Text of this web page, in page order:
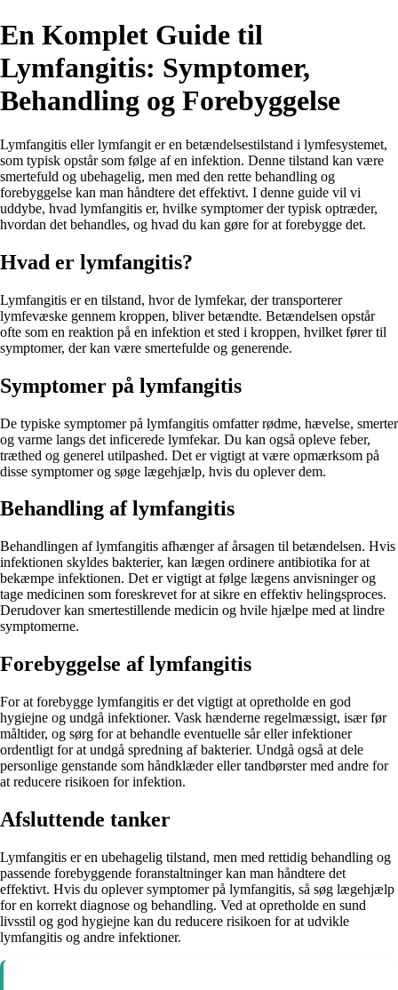
En Komplet Guide til
Lymfangitis: Symptomer,
Behandling og Forebyggelse
Lymfangitis eller lymfangit er en betændelsestilstand i lymfesystemet,
som typisk opstår som følge af en infektion. Denne tilstand kan være
smertefuld og ubehagelig, men med den rette behandling og
forebyggelse kan man håndtere det effektivt. I denne guide vil vi
uddybe, hvad lymfangitis er, hvilke symptomer der typisk optræder,
hvordan det behandles, og hvad du kan gøre for at forebygge det.
Hvad er lymfangitis?
Lymfangitis er en tilstand, hvor de lymfekar, der transporterer
lymfevæske gennem kroppen, bliver betændte. Betændelsen opstår
ofte som en reaktion på en infektion et sted i kroppen, hvilket fører til
symptomer, der kan være smertefulde og generende.
Symptomer på lymfangitis
De typiske symptomer på lymfangitis omfatter rødme, hævelse, smerter
og varme langs det inficerede lymfekar. Du kan også opleve feber,
træthed og generel utilpashed. Det er vigtigt at være opmærksom på
disse symptomer og søge lægehjælp, hvis du oplever dem.
Behandling af lymfangitis
Behandlingen af lymfangitis afhænger af årsagen til betændelsen. Hvis
infektionen skyldes bakterier, kan lægen ordinere antibiotika for at
bekæmpe infektionen. Det er vigtigt at følge lægens anvisninger og
tage medicinen som foreskrevet for at sikre en effektiv helingsproces.
Derudover kan smertestillende medicin og hvile hjælpe med at lindre
symptomerne.
Forebyggelse af lymfangitis
For at forebygge lymfangitis er det vigtigt at opretholde en god
hygiejne og undgå infektioner. Vask hænderne regelmæssigt, især før
måltider, og sørg for at behandle eventuelle sår eller infektioner
ordentligt for at undgå spredning af bakterier. Undgå også at dele
personlige genstande som håndklæder eller tandbørster med andre for
at reducere risikoen for infektion.
Afsluttende tanker
Lymfangitis er en ubehagelig tilstand, men med rettidig behandling og
passende forebyggende foranstaltninger kan man håndtere det
effektivt. Hvis du oplever symptomer på lymfangitis, så søg lægehjælp
for en korrekt diagnose og behandling. Ved at opretholde en sund
livsstil og god hygiejne kan du reducere risikoen for at udvikle
lymfangitis og andre infektioner.